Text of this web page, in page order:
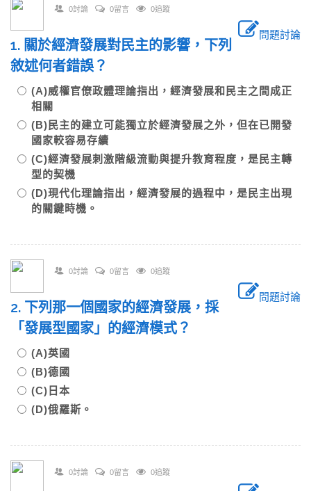
0討論 0留言 0追蹤
問題討論
1. 關於經濟發展對民主的影響，下列
敘述何者錯誤？
(A)威權官僚政體理論指出，經濟發展和民主之間成正
相關
(B)民主的建立可能獨立於經濟發展之外，但在已開發
國家較容易存續
(C)經濟發展刺激階級流動與提升教育程度，是民主轉
型的契機
(D)現代化理論指出，經濟發展的過程中，是民主出現
的關鍵時機。
0討論 0留言 0追蹤
問題討論
2. 下列那一個國家的經濟發展，採
「發展型國家」的經濟模式？
(A)英國
(B)德國
(C)日本
(D)俄羅斯。
0討論 0留言 0追蹤